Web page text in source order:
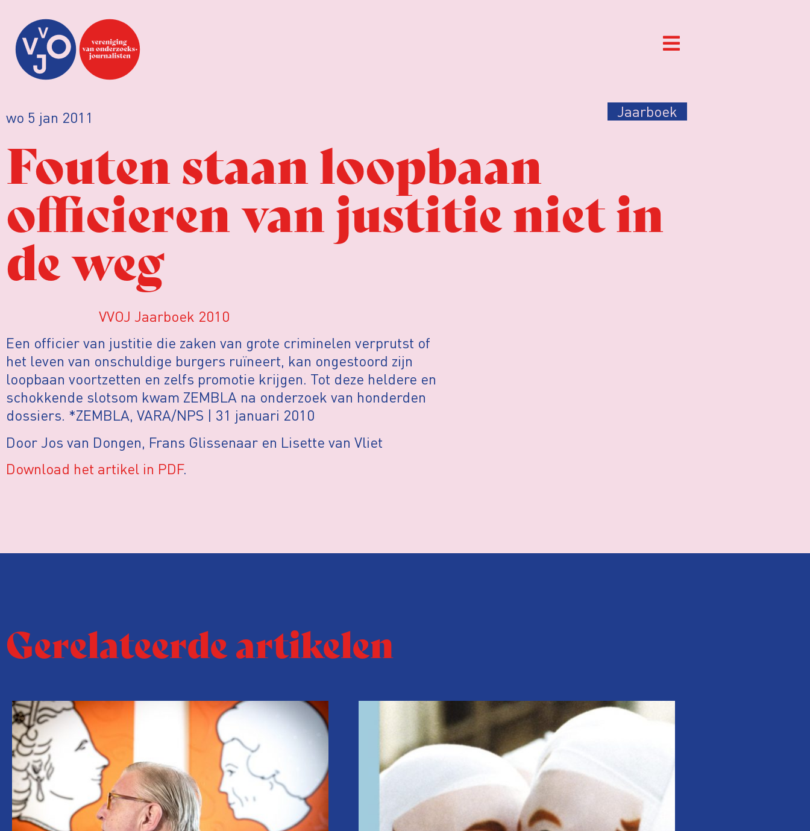
wo 5 jan 2011 Jaarboek
Fouten staan loopbaan
officieren van justitie niet in
de weg
VVOJ Jaarboek 2010
Een officier van justitie die zaken van grote criminelen verprutst of
het leven van onschuldige burgers ruïneert, kan ongestoord zijn
loopbaan voortzetten en zelfs promotie krijgen. Tot deze heldere en
schokkende slotsom kwam ZEMBLA na onderzoek van honderden
dossiers. *ZEMBLA, VARA/NPS | 31 januari 2010
Door Jos van Dongen, Frans Glissenaar en Lisette van Vliet
Download het artikel in PDF.
Gerelateerde artikelen